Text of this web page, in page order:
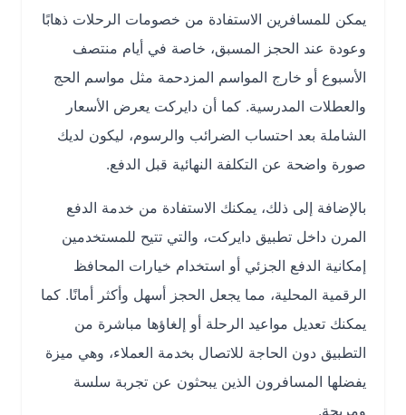
يمكن للمسافرين الاستفادة من خصومات الرحلات ذهابًا
وعودة عند الحجز المسبق، خاصة في أيام منتصف
الأسبوع أو خارج المواسم المزدحمة مثل مواسم الحج
والعطلات المدرسية. كما أن دايركت يعرض الأسعار
الشاملة بعد احتساب الضرائب والرسوم، ليكون لديك
صورة واضحة عن التكلفة النهائية قبل الدفع.
بالإضافة إلى ذلك، يمكنك الاستفادة من خدمة الدفع
المرن داخل تطبيق دايركت، والتي تتيح للمستخدمين
إمكانية الدفع الجزئي أو استخدام خيارات المحافظ
الرقمية المحلية، مما يجعل الحجز أسهل وأكثر أمانًا. كما
يمكنك تعديل مواعيد الرحلة أو إلغاؤها مباشرة من
التطبيق دون الحاجة للاتصال بخدمة العملاء، وهي ميزة
يفضلها المسافرون الذين يبحثون عن تجربة سلسة
ومريحة.